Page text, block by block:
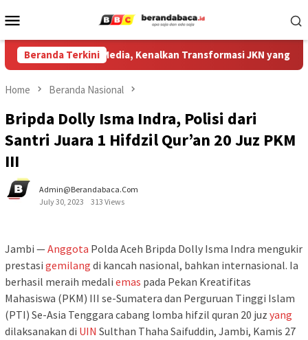
to
Menu
Beranda Terkini
Kediri Gandeng Media, Kenalkan Transformasi JKN yang Kian
Home Beranda Nasional
Bripda Dolly Isma Indra, Polisi dari
Santri Juara 1 Hifdzil Qur’an 20 Juz PKM
III
Admin@berandabaca.com
July 30, 2023
313 Views
Jambi —Anggota Polda Aceh Bripda Dolly Isma Indra mengukir
prestasi gemilang di kancah nasional, bahkan internasional. Ia
berhasil meraih medali emas pada Pekan Kreatifitas
Mahasiswa (PKM) III se-Sumatera dan Perguruan Tinggi Islam
(PTI) Se-Asia Tenggara cabang lomba hifzil quran 20 juz yang
dilaksanakan di UIN Sulthan Thaha Saifuddin, Jambi, Kamis 27